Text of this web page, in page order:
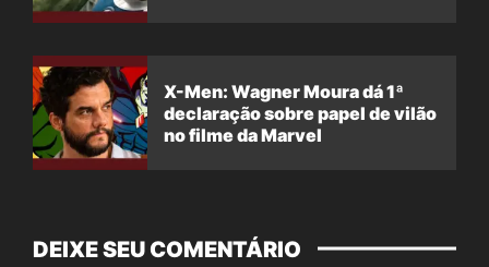
X-Men: Wagner Moura dá 1ª
declaração sobre papel de vilão
no filme da Marvel
DEIXE SEU COMENTÁRIO